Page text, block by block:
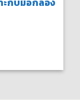
ะกับมือกลอง